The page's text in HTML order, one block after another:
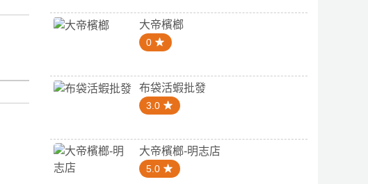
大帝檳榔
0
布袋活蝦批發
3.0
大帝檳榔-明志店
5.0